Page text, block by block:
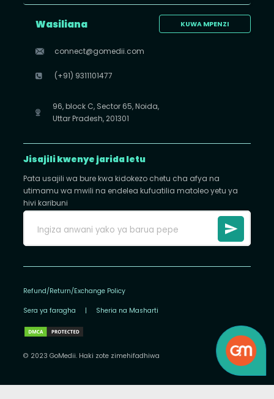
KUWA MPENZI
Wasiliana
connect@gomedii.com
(+91) 9311101477
96, block C, Sector 65, Noida,
Uttar Pradesh, 201301
Jisajili kwenye jarida letu
Pata usajili wa bure kwa kidokezo chetu cha afya na
utimamu wa mwili na endelea kufuatilia matoleo yetu ya
hivi karibuni
Refund/Return/Exchange Policy
Sera ya faragha | Sheria na Masharti
© 2023 GoMedii. Haki zote zimehifadhiwa